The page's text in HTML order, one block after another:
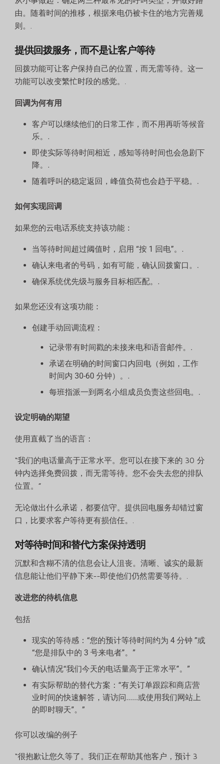
由。随着时间的推移，根据来电仍被卡住的地方完善规
则。.
提供回拨服务，而不是让客户等待
回拨功能可让客户保持自己的位置，而无需等待。这一
功能可以改变繁忙时段的感觉。.
回调为何有用
客户可以继续他们的日常工作，而不用再听等候音
乐。.
即使实际等待时间相近，感知等待时间也会急剧下
降。.
随着呼叫的稳定返回，峰值负荷也会趋于平稳。.
如何实现回调
如果您的云电话系统支持该功能：
当等待时间超过阈值时，启用 “按 1 回电”。.
确认来电者的号码，如有可能，确认回拨窗口。.
确保系统优先级与服务目标相匹配。.
如果您还没有这项功能：
创建手动回调流程：
记录带有时间戳的未接来电和语音邮件。.
承诺在明确的时间窗口内回电（例如，工作
时间内 30-60 分钟）。.
每班指派一到两名小组成员负责这些回电。.
设定明确的期望
使用直截了当的语言：
“我们的电话量高于正常水平。您可以在接下来的 30 分
钟内选择免费回拨，而无需等待。您不会失去您的排队
位置。”
无论做出什么承诺，都要信守。提供回电服务却错过窗
口，比要求客户等待更有损信任。.
对等待时间和替代方案保持透明
沉默和含糊不清的信息会让人沮丧。清晰、诚实的最新
信息能让他们平静下来--即使他们仍然需要等待。.
改进您的待机信息
包括
现实的等待感：“您的预计等待时间约为 4 分钟 ”或
“您是排队中的 3 号来电者”。”
确认情况“我们今天的电话量高于正常水平”。”
有实际帮助的替代方案：“有关订单跟踪和商店营
业时间的快速解答，请访问......或使用我们网站上
的即时聊天”。”
你可以改编的例子
“很抱歉让您久等了。我们正在帮助其他客户，预计 3